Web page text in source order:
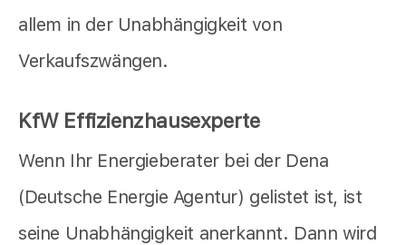
allem in der Unabhängigkeit von
Verkaufszwängen.
KfW Effizienzhausexperte
Wenn Ihr Energieberater bei der Dena
(Deutsche Energie Agentur) gelistet ist, ist
seine Unabhängigkeit anerkannt. Dann wird